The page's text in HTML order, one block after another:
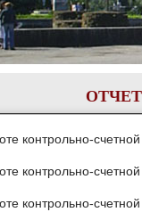
контрольно-
контрольно-
контрольно-